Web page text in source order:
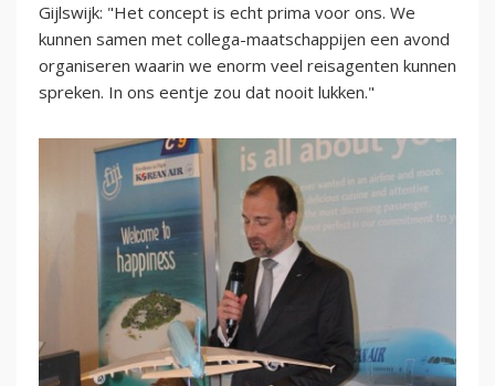
Gijlswijk: "Het concept is echt prima voor ons. We
kunnen samen met collega-maatschappijen een avond
organiseren waarin we enorm veel reisagenten kunnen
spreken. In ons eentje zou dat nooit lukken."